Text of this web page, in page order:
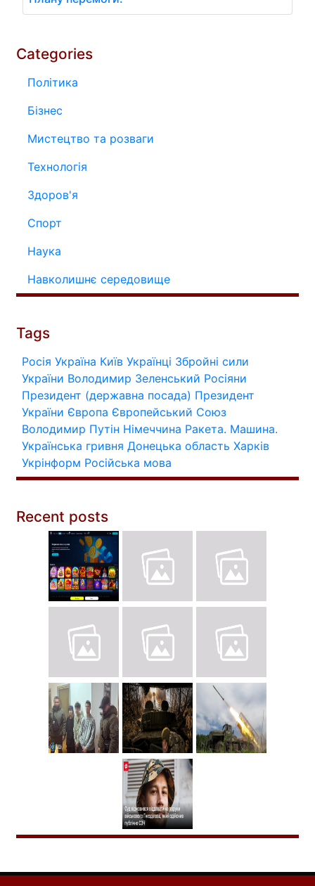
Categories
Політика
Бізнес
Мистецтво та розваги
Технологія
Здоров'я
Спорт
Наука
Навколишнє середовище
Tags
Росія Україна Київ Українці Збройні сили
України Володимир Зеленський Росіяни
Президент (державна посада) Президент
України Європа Європейський Союз
Володимир Путін Німеччина Ракета. Машина.
Українська гривня Донецька область Харків
Укрінформ Російська мова
Recent posts